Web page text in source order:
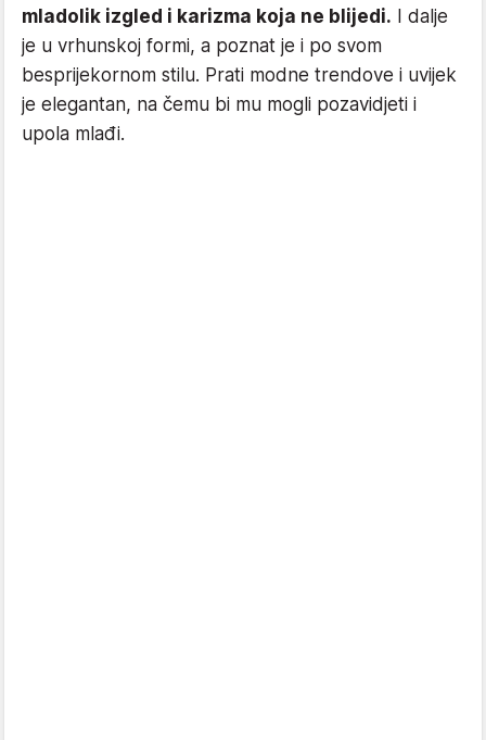
mladolik izgled i karizma koja ne blijedi. I dalje
je u vrhunskoj formi, a poznat je i po svom
besprijekornom stilu. Prati modne trendove i uvijek
je elegantan, na čemu bi mu mogli pozavidjeti i
upola mlađi.